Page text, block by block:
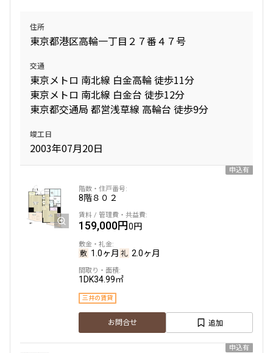
住所
東京都港区高輪一丁目２７番４７号
交通
東京メトロ 南北線 白金高輪 徒歩11分
東京メトロ 南北線 白金台 徒歩12分
東京都交通局 都営浅草線 高輪台 徒歩9分
竣工日
2003年07月20日
申込有
8階８０２
159,000円0円
1.0ヶ月 2.0ヶ月
1DK34.99㎡
三井の賃貸
お問合せ 追加
申込有